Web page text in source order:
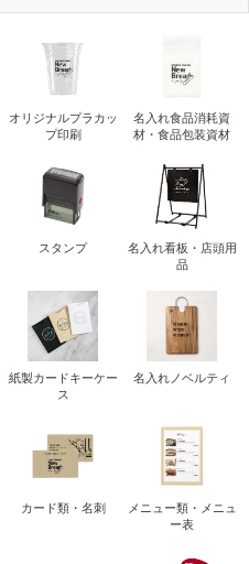
オリジナルプラカッ
プ印刷
名入れ食品消耗資
材・食品包装資材
スタンプ
名入れ看板・店頭用
品
紙製カードキーケー
ス
名入れノベルティ
カード類・名刺
メニュー類・メニュ
ー表